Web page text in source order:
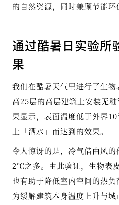
的自然资源，同时兼顾节能环
通过酷暑日实验所
果
我们在酷暑天气里进行了生
高25层的高层建筑上安装无
果显示，表面温度低于外界
上「洒水」而达到的效果。
令人惊讶的是，冷气借由风
2℃之多。由此验证，生物表
也有助于降低室内空间的热
为缓解建筑本身温度上升与